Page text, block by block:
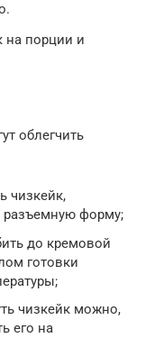
на порции и
облегчить
чизкейк,
разъемную форму;
до кремовой
готовки
чизкейк можно,
его на